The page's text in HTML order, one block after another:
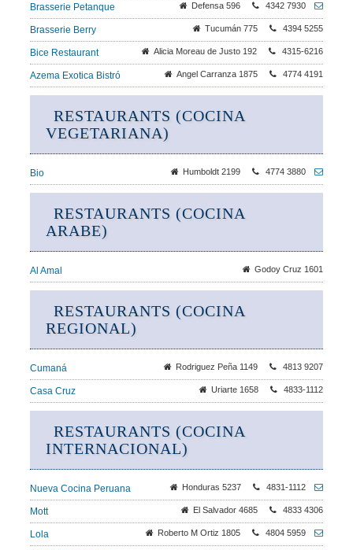
Brasserie Petanque Defensa 596 4342 7930
Brasserie Berry Tucumán 775 4394 5255
Bice Restaurant Alicia Moreau de Justo 192 4315-6216
Azema Exotica Bistró Angel Carranza 1875 4774 4191
RESTAURANTS (COCINA
VEGETARIANA)
Bio Humboldt 2199 4774 3880
RESTAURANTS (COCINA
ARABE)
Al Amal Godoy Cruz 1601
RESTAURANTS (COCINA
REGIONAL)
Cumaná Rodriguez Peña 1149 4813 9207
Casa Cruz Uriarte 1658 4833-1112
RESTAURANTS (COCINA
INTERNACIONAL)
Nueva Cocina Peruana Honduras 5237 4831-1112
Mott El Salvador 4685 4833 4306
Lola Roberto M Ortiz 1805 4804 5959